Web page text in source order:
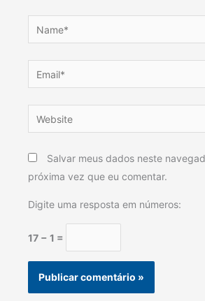
Email*
Website
Salvar meus dados neste
próxima vez que eu comentar.
Digite uma resposta em números:
17 − 1 =